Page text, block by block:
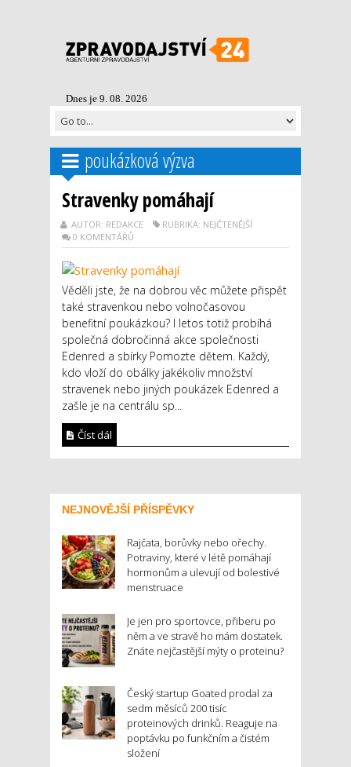
Dnes je 9. 08. 2026
poukázková výzva
Stravenky pomáhají
AUTOR: REDAKCE
RUBRIKA: NEJČTENĚJŠÍ
0 KOMENTÁŘŮ
Věděli jste, že na dobrou věc můžete přispět
také stravenkou nebo volnočasovou
benefitní poukázkou? I letos totiž probíhá
společná dobročinná akce společnosti
Edenred a sbírky Pomozte dětem. Každý,
kdo vloží do obálky jakékoliv množství
stravenek nebo jiných poukázek Edenred a
zašle je na centrálu sp...
Číst dál
NEJNOVĚJŠÍ PŘÍSPĚVKY
Rajčata, borůvky nebo ořechy.
Potraviny, které v létě pomáhají
hormonům a ulevují od bolestivé
menstruace
Je jen pro sportovce, přiberu po
něm a ve stravě ho mám dostatek.
Znáte nejčastější mýty o proteinu?
Český startup Goated prodal za
sedm měsíců 200 tisíc
proteinových drinků. Reaguje na
poptávku po funkčním a čistém
složení